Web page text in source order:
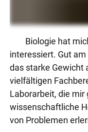
Biologie hat
interessiert. Gut
das starke Gewicht
vielfältigen
Laborarbeit, die mir
wissenschaftliche
von Problemen